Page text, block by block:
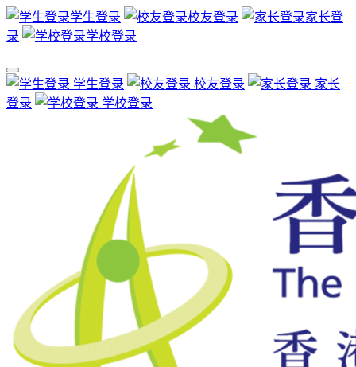
学生登录 校友登录
家长登
录
学校登录
学生登录 校友登录
家长
登录
学校登录